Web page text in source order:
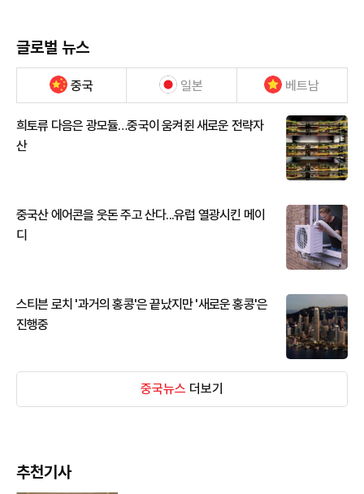
글로벌 뉴스
중국 일본 베트남
희토류 다음은 광모듈…중국이 움켜쥔 새로운 전략자
산
중국산 에어콘을 웃돈 주고 산다...유럽 열광시킨 메이
디
스티븐 로치 '과거의 홍콩'은 끝났지만 '새로운 홍콩'은
진행중
중국뉴스 더보기
추천기사